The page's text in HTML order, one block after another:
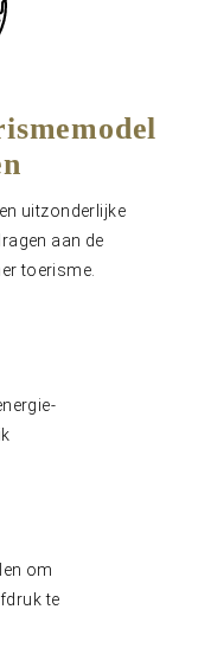
uitzonderlijke
aan de
toerisme.
om
te